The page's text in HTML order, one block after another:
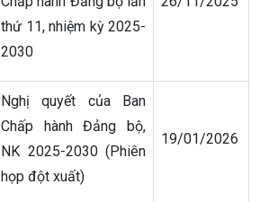
thứ 11, nhiệm kỳ 2025-
2030
Nghị quyết của Ban
Chấp hành Đảng bộ,
NK 2025-2030 (Phiên
họp đột xuất)
19/01/2026